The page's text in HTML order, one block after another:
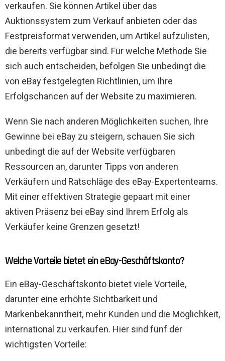
verkaufen. Sie können Artikel über das
Auktionssystem zum Verkauf anbieten oder das
Festpreisformat verwenden, um Artikel aufzulisten,
die bereits verfügbar sind. Für welche Methode Sie
sich auch entscheiden, befolgen Sie unbedingt die
von eBay festgelegten Richtlinien, um Ihre
Erfolgschancen auf der Website zu maximieren.
Wenn Sie nach anderen Möglichkeiten suchen, Ihre
Gewinne bei eBay zu steigern, schauen Sie sich
unbedingt die auf der Website verfügbaren
Ressourcen an, darunter Tipps von anderen
Verkäufern und Ratschläge des eBay-Expertenteams.
Mit einer effektiven Strategie gepaart mit einer
aktiven Präsenz bei eBay sind Ihrem Erfolg als
Verkäufer keine Grenzen gesetzt!
Welche Vorteile bietet ein eBay-Geschäftskonto?
Ein eBay-Geschäftskonto bietet viele Vorteile,
darunter eine erhöhte Sichtbarkeit und
Markenbekanntheit, mehr Kunden und die Möglichkeit,
international zu verkaufen. Hier sind fünf der
wichtigsten Vorteile: